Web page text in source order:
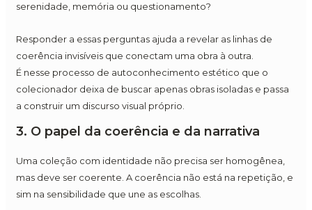
serenidade, memória ou questionamento?
Responder a essas perguntas ajuda a revelar as linhas de
coerência invisíveis que conectam uma obra à outra.
É nesse processo de autoconhecimento estético que o
colecionador deixa de buscar apenas obras isoladas e passa
a construir um discurso visual próprio.
3. O papel da coerência e da narrativa
Uma coleção com identidade não precisa ser homogênea,
mas deve ser coerente. A coerência não está na repetição, e
sim na sensibilidade que une as escolhas.